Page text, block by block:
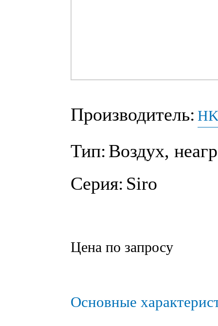
Производитель:
Тип: Воздух,
Серия: Siro
Цена по запросу
Основные